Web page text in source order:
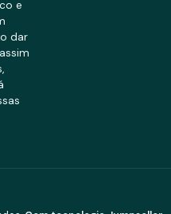
e
dar